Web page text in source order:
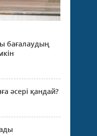
бағалаудың
әсері қандай?